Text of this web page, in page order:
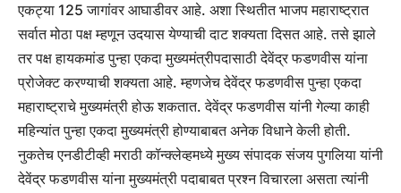
एकट्या 125 जागांवर आघाडीवर आहे. अशा स्थितीत भाजप महाराष्ट्रात
सर्वात मोठा पक्ष म्हणून उदयास येण्याची दाट शक्यता दिसत आहे. तसे झाले
तर पक्ष हायकमांड पुन्हा एकदा मुख्यमंत्रीपदासाठी देवेंद्र फडणवीस यांना
प्रोजेक्ट करण्याची शक्यता आहे. म्हणजेच देवेंद्र फडणवीस पुन्हा एकदा
महाराष्ट्राचे मुख्यमंत्री होऊ शकतात. देवेंद्र फडणवीस यांनी गेल्या काही
महिन्यांत पुन्हा एकदा मुख्यमंत्री होण्याबाबत अनेक विधाने केली होती.
नुकतेच एनडीटीव्ही मराठी कॉन्क्लेव्हमध्ये मुख्य संपादक संजय पुगलिया यांनी
देवेंद्र फडणवीस यांना मुख्यमंत्री पदाबाबत प्रश्न विचारला असता त्यांनी